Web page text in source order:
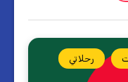
رحلاتي